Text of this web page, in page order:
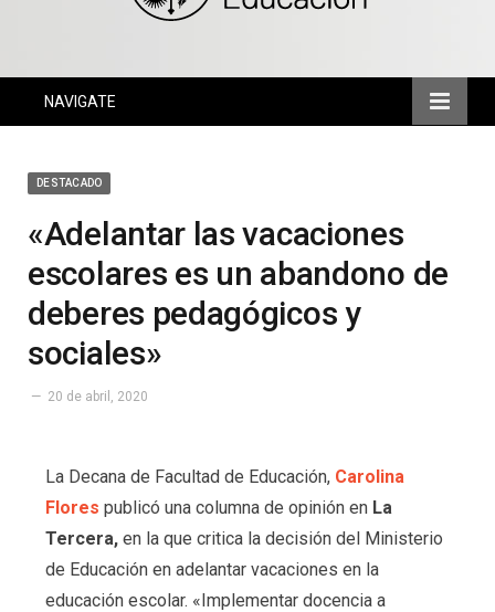
NAVIGATE
DESTACADO
«Adelantar las vacaciones
escolares es un abandono de
deberes pedagógicos y
sociales»
20 de abril, 2020
La Decana de Facultad de Educación, Carolina
Flores publicó una columna de opinión enLa
Tercera, en la que critica la decisión del Ministerio
de Educación en adelantar vacaciones en la
educación escolar. «Implementar docencia a